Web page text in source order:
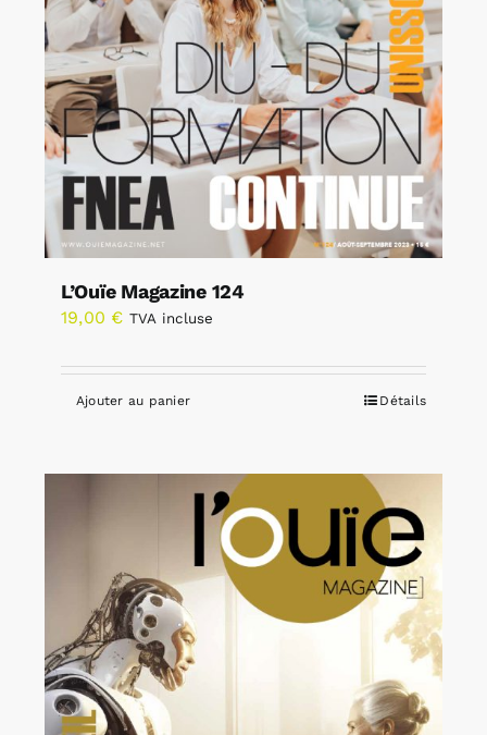
L’Ouïe Magazine 124
19,00 € TVA incluse
Ajouter au panier Détails